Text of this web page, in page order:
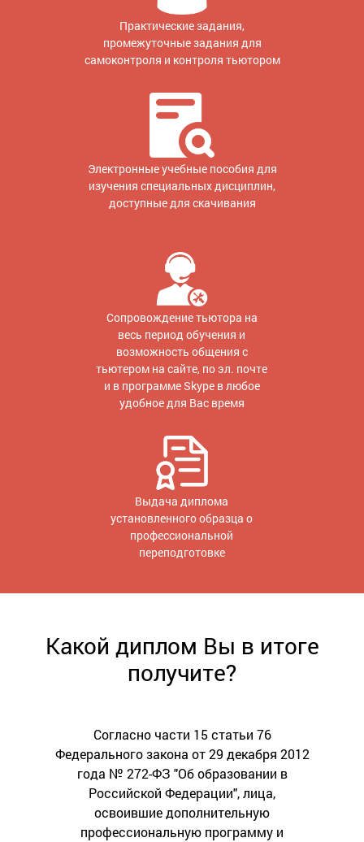
Практические задания,
промежуточные задания для
самоконтроля и контроля тьютором
Электронные учебные пособия для
изучения специальных дисциплин,
доступные для скачивания
Сопровождение тьютора на
весь период обучения и
возможность общения с
тьютером на сайте, по эл. почте
и в программе Skype в любое
удобное для Вас время
Выдача диплома
установленного образца о
профессиональной
переподготовке
Какой диплом Вы в итоге
получите?
Согласно части 15 статьи 76
Федерального закона от 29 декабря 2012
года № 272-ФЗ "Об образовании в
Российской Федерации", лица,
освоившие дополнительную
профессиональную программу и